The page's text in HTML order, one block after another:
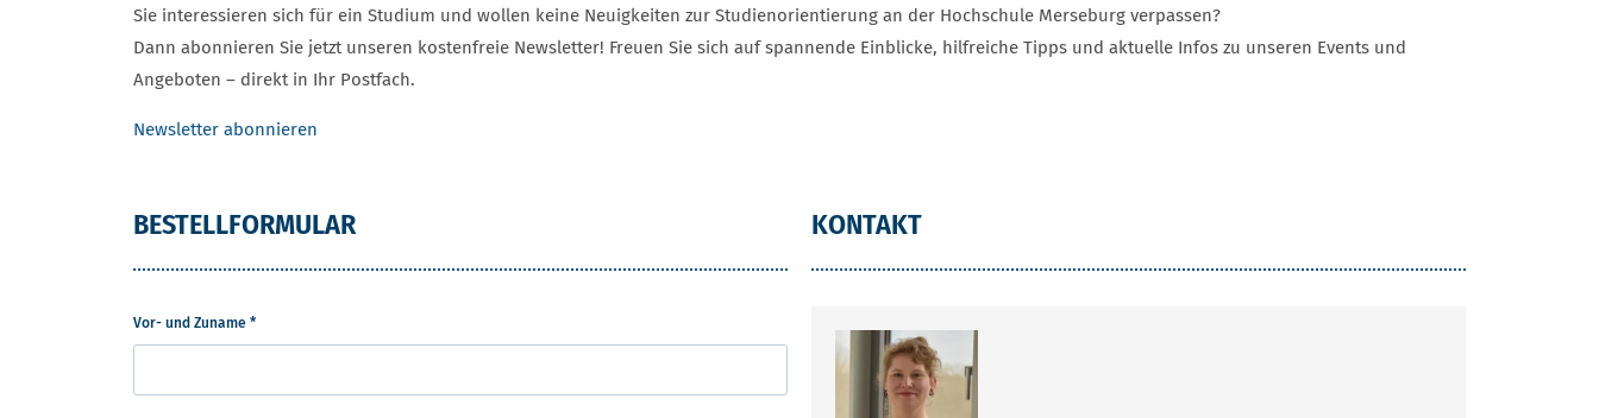
Sie interessieren sich für ein Studium und wollen keine Neuigkeiten zur Studienorientierung an der Hochschule Merseburg verpassen?
Dann abonnieren Sie jetzt unseren kostenfreie Newsletter! Freuen Sie sich auf spannende Einblicke, hilfreiche Tipps und aktuelle Infos zu unseren Events und
Angeboten – direkt in Ihr Postfach.
Newsletter abonnieren
BESTELLFORMULAR
Vor- und Zuname *
KONTAKT